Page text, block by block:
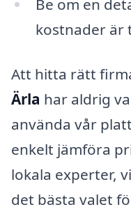
Be om en
kostnader är
Att hitta rätt
Ärla har aldrig
använda vår
enkelt jämföra
lokala experter,
det bästa valet